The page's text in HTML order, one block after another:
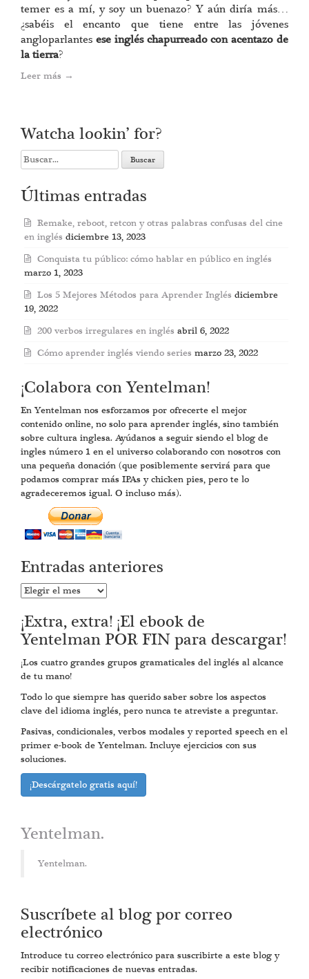
temer es a mí, y soy un buenazo? Y aún diría más…
¿sabéis el encanto que tiene entre las jóvenes
angloparlantes ese inglés chapurreado con acentazo de
la tierra?
Leer más →
Watcha lookin’ for?
Search
for:
Últimas entradas
Remake, reboot, retcon y otras palabras confusas del cine
en inglés diciembre 13, 2023
Conquista tu público: cómo hablar en público en inglés
marzo 1, 2023
Los 5 Mejores Métodos para Aprender Inglés diciembre
19, 2022
200 verbos irregulares en inglés abril 6, 2022
Cómo aprender inglés viendo series marzo 23, 2022
¡Colabora con Yentelman!
En Yentelman nos esforzamos por ofrecerte el mejor
contenido online, no solo para aprender inglés, sino también
sobre cultura inglesa. Ayúdanos a seguir siendo el blog de
ingles número 1 en el universo colaborando con nosotros con
una pequeña donación (que posiblemente servirá para que
podamos comprar más IPAs y chicken pies, pero te lo
agradeceremos igual. O incluso más).
Entradas anteriores
Entradas
¡Extra, extra! ¡El ebook de
Yentelman POR FIN para descargar!
¡Los cuatro grandes grupos gramaticales del inglés al alcance
de tu mano!
Todo lo que siempre has querido saber sobre los aspectos
clave del idioma inglés, pero nunca te atreviste a preguntar.
Pasivas, condicionales, verbos modales y reported speech en el
primer e-book de Yentelman. Incluye ejercicios con sus
soluciones.
¡Descárgatelo gratis aquí!
Yentelman.
Yentelman.
Suscríbete al blog por correo
electrónico
Introduce tu correo electrónico para suscribirte a este blog y
recibir notificaciones de nuevas entradas.